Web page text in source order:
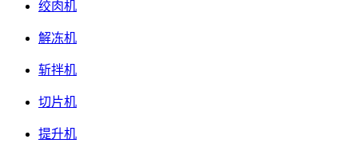
绞肉机
解冻机
斩拌机
切片机
提升机